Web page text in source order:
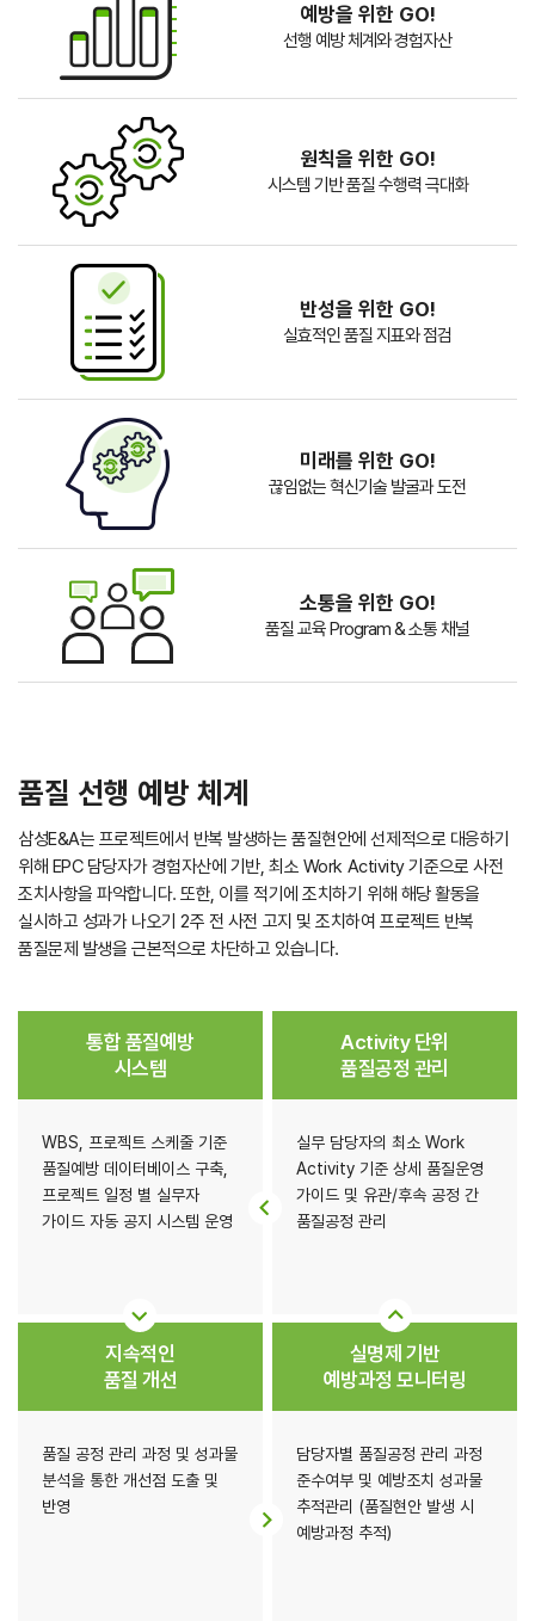
예방을 위한 GO!
선행 예방 체계와 경험자산
원칙을 위한 GO!
시스템 기반 품질 수행력 극대화
반성을 위한 GO!
실효적인 품질 지표와 점검
미래를 위한 GO!
끊임없는 혁신기술 발굴과 도전
소통을 위한 GO!
품질 교육 Program & 소통 채널
품질 선행 예방 체계
삼성E&A는 프로젝트에서 반복 발생하는 품질현안에 선제적으로 대응하기
위해 EPC 담당자가 경험자산에 기반, 최소 Work Activity 기준으로 사전
조치사항을 파악합니다. 또한, 이를 적기에 조치하기 위해 해당 활동을
실시하고 성과가 나오기 2주 전 사전 고지 및 조치하여 프로젝트 반복
품질문제 발생을 근본적으로 차단하고 있습니다.
통합 품질예방
시스템
WBS, 프로젝트 스케줄 기준
품질예방 데이터베이스 구축,
프로젝트 일정 별 실무자
가이드 자동 공지 시스템 운영
Activity 단위
품질공정 관리
실무 담당자의 최소 Work
Activity 기준 상세 품질운영
가이드 및 유관/후속 공정 간
품질공정 관리
실명제 기반
예방과정 모니터링
담당자별 품질공정 관리 과정
준수여부 및 예방조치 성과물
추적관리 (품질현안 발생 시
예방과정 추적)
지속적인
품질 개선
품질 공정 관리 과정 및 성과물
분석을 통한 개선점 도출 및
반영